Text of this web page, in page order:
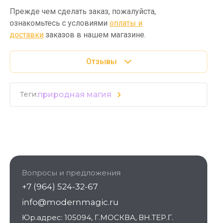
Прежде чем сделать заказ, пожалуйста,
ознакомьтесь с условиями оплаты и
доставки заказов в нашем магазине.
Отзывы
Теги:природная магия
Вопросы и предложения
+7 (964) 524-32-67
info@modernmagic.ru
Юр.адрес: 105094, Г.МОСКВА, ВН.ТЕР.Г.